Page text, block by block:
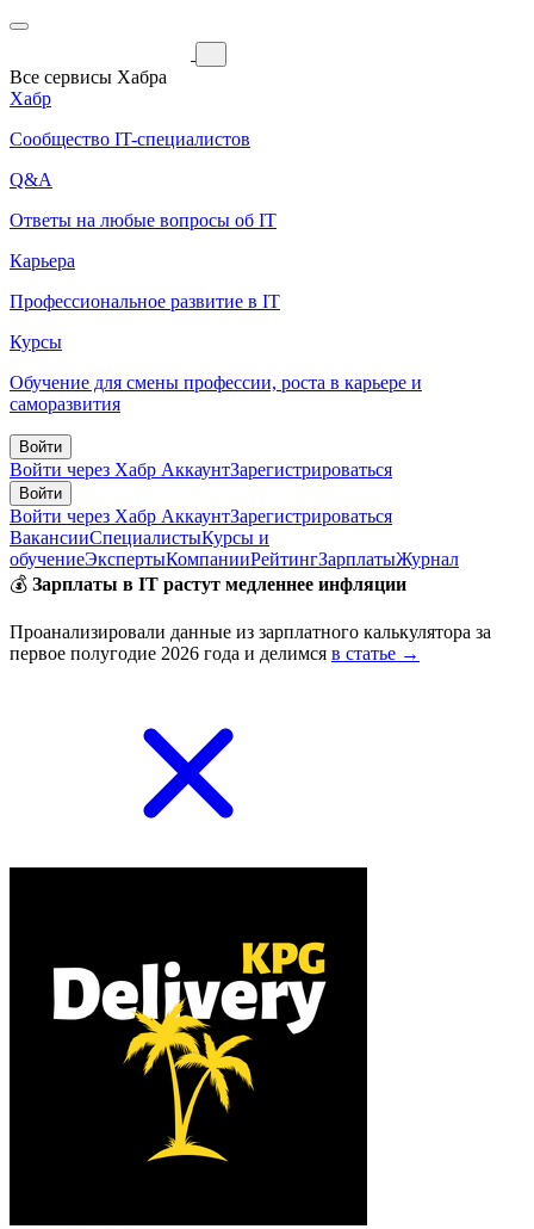
Все сервисы Хабра
Хабр
Сообщество IT-специалистов
Q&A
Ответы на любые вопросы об IT
Карьера
Профессиональное развитие в IT
Курсы
Обучение для смены профессии, роста в карьере и
саморазвития
Войти
Войти через Хабр АккаунтЗарегистрироваться
Войти
Войти через Хабр АккаунтЗарегистрироваться
ВакансииСпециалистыКурсы и
обучениеЭкспертыКомпанииРейтингЗарплатыЖурнал
💰 Зарплаты в IT растут медленнее инфляции
Проанализировали данные из зарплатного калькулятора за
первое полугодие 2026 года и делимся в статье →